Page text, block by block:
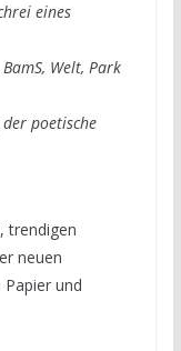
eines
Welt, Park
poetische
trendigen
neuen
und